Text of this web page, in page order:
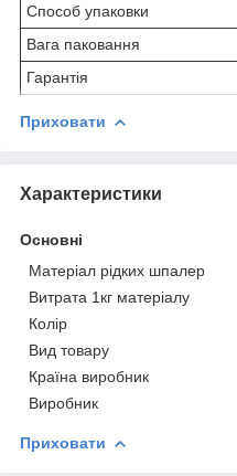
Способ упаковки
Вага паковання
Гарантія
Приховати
Характеристики
Основні
Матеріал рідких шпалер
Витрата 1кг матеріалу
Колір
Вид товару
Країна виробник
Виробник
Приховати